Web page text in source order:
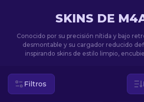
Cajas
Otro
SKINS DE
Conocido por su precisión nítida y bajo
desmontable y su cargador reducido
inspirando skins de estilo limpio,
Filtros